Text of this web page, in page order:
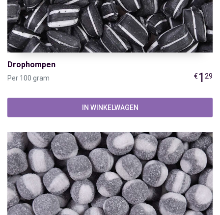
Drophompen
Per 100 gram €1 29
IN WINKELWAGEN